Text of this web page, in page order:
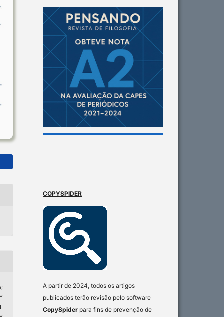
COPYSPIDER
A partir de 2024, todos os artigos
publicados terão revisão pelo software
CopySpider para fins de prevenção de